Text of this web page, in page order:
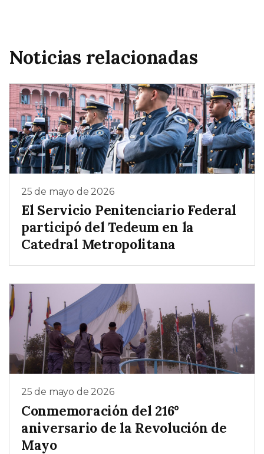
Noticias relacionadas
25 de mayo de 2026
El Servicio Penitenciario Federal
participó del Tedeum en la
Catedral Metropolitana
25 de mayo de 2026
Conmemoración del 216°
aniversario de la Revolución de
Mayo